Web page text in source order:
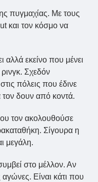
πυγμαχίας. Με τους
και τον κόσμο να
αλλά εκείνο που μένει
Σχεδόν
πόλεις που έδινε
δουν από κοντά.
τον ακολουθούσε
Σίγουρα η
μεγάλη.
στο μέλλον. Αν
Είναι κάτι που